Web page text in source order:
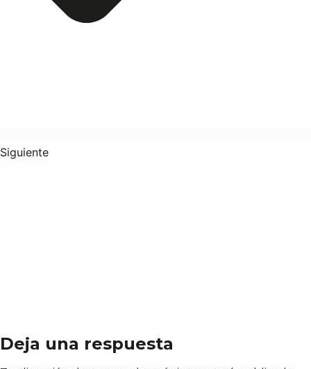
Siguiente
Deja una respuesta